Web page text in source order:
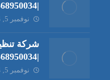
|0568950034| رش حشرات
نوفمبر 5, 2024
شركة
|0568950034|متميزون
نوفمبر 5, 2024